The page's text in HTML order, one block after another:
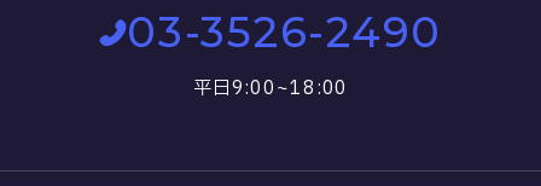
03-3526-2490
平日9:00~18:00